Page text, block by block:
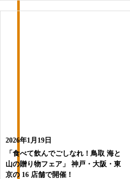
2026年1月19日
「食べて飲んでごしなれ！鳥取 海と
山の贈り物フェア」 神戸・大阪・東
京の 16 店舗で開催！